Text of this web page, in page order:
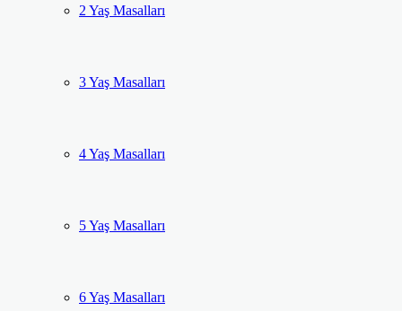
2 Yaş Masalları
3 Yaş Masalları
4 Yaş Masalları
5 Yaş Masalları
6 Yaş Masalları